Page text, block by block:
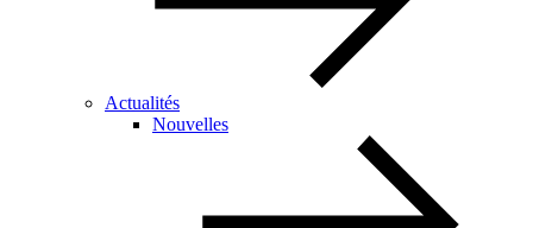
Actualités
Nouvelles